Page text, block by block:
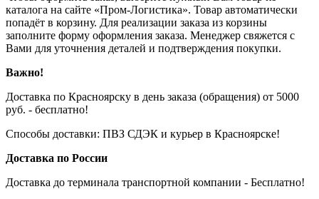
каталога на сайте «Пром-Логистика». Товар автоматически
попадёт в корзину. Для реализации заказа из корзины
заполните форму оформления заказа. Менеджер свяжется с
Вами для уточнения деталей и подтверждения покупки.
Важно!
Доставка по Красноярску в день заказа (обращения) от 5000
руб. - бесплатно!
Способы доставки: ПВЗ СДЭК и курьер в Красноярске!
Доставка по России
Доставка до терминала транспортной компании - Бесплатно!